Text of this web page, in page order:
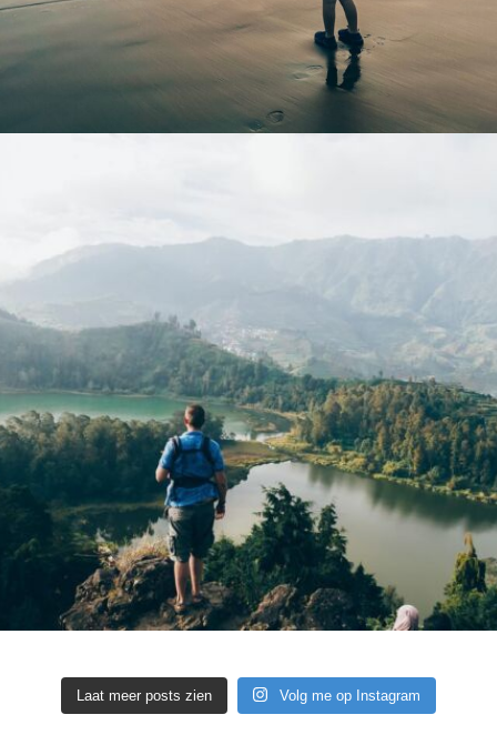
Laat meer posts zien Volg me op Instagram